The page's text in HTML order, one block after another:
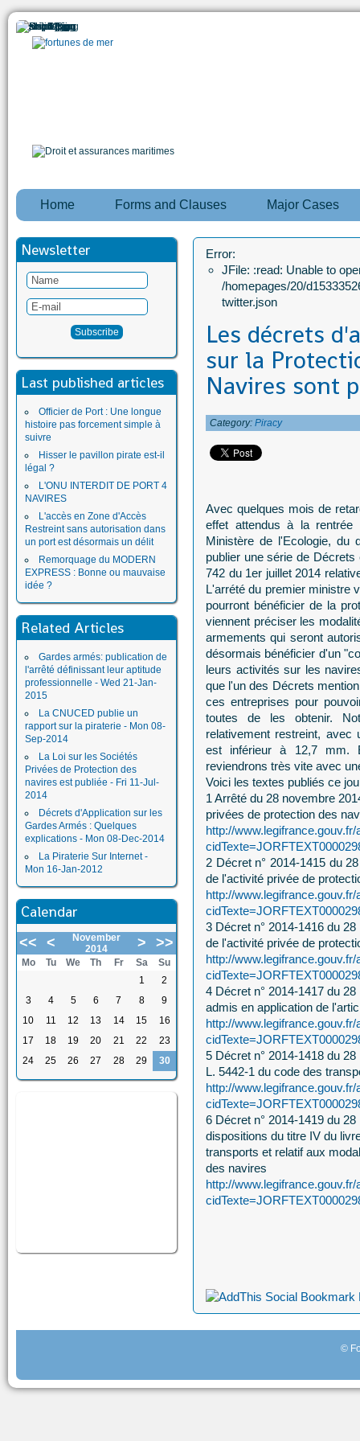
Home Forms and Clauses Major Cases
Newsletter
Last published articles
Officier de Port : Une longue
histoire pas forcement simple à
suivre
Hisser le pavillon pirate est-il
légal ?
L'ONU INTERDIT DE PORT 4
NAVIRES
L'accès en Zone d'Accès
Restreint sans autorisation dans
un port est désormais un délit
Remorquage du MODERN
EXPRESS : Bonne ou mauvaise
idée ?
Related Articles
Gardes armés: publication de
l'arrêté définissant leur aptitude
professionnelle - Wed 21-Jan-
2015
La CNUCED publie un
rapport sur la piraterie - Mon 08-
Sep-2014
La Loi sur les Sociétés
Privées de Protection des
navires est publiée - Fri 11-Jul-
2014
Décrets d'Application sur les
Gardes Armés : Quelques
explications - Mon 08-Dec-2014
La Piraterie Sur Internet -
Mon 16-Jan-2012
Calendar
<< <
November
2014
> >>
Mo Tu We Th Fr Sa
Su
1
2
3
4 5 6 7 8
9
10
11 12 13 14 15
16
17
18 19 20 21 22
23
24
25 26 27 28 29 30
Error:
JFile: :read: Unable to
/homepages/20/
twitter.json
Les décrets
sur la
Navires sont
Category: Piracy
Avec quelques mois de
effet attendus à la
Ministère de l'Ecologie, du
publier une série de
742 du 1er juillet 2014
L'arrété du premier ministre
pourront bénéficier de la
viennent préciser les
armements qui seront
désormais bénéficier d'un
leurs activités sur les
que l'un des Décrets
ces entreprises pour
toutes de les obtenir.
relativement restreint, avec
est inférieur à 12,7 mm.
reviendrons très vite avec
Voici les textes publiés ce
1 Arrêté du 28 novembre
privées de protection des
http://www.legifrance.gouv.fr/
2 Décret n° 2014-1415 du
de l'activité privée de
http://www.legifrance.gouv.fr/
3 Décret n° 2014-1416 du
de l'activité privée de
http://www.legifrance.gouv.fr/
4 Décret n° 2014-1417 du
admis en application de
http://www.legifrance.gouv.fr/
5 Décret n° 2014-1418 du
L. 5442-1 du code des
http://www.legifrance.gouv.fr/
6 Décret n° 2014-1419 du
dispositions du titre IV du
transports et relatif aux
des navires
http://www.legifrance.gouv.fr/
©